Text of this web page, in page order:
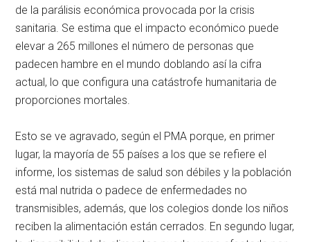
de la parálisis económica provocada por la crisis
sanitaria. Se estima que el impacto económico puede
elevar a 265 millones el número de personas que
padecen hambre en el mundo doblando así la cifra
actual, lo que configura una catástrofe humanitaria de
proporciones mortales.
Esto se ve agravado, según el PMA porque, en primer
lugar, la mayoría de 55 países a los que se refiere el
informe, los sistemas de salud son débiles y la población
está mal nutrida o padece de enfermedades no
transmisibles, además, que los colegios donde los niños
reciben la alimentación están cerrados. En segundo lugar,